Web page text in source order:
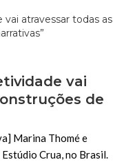
vai
de
Marina Thomé e
Crua, no Brasil.